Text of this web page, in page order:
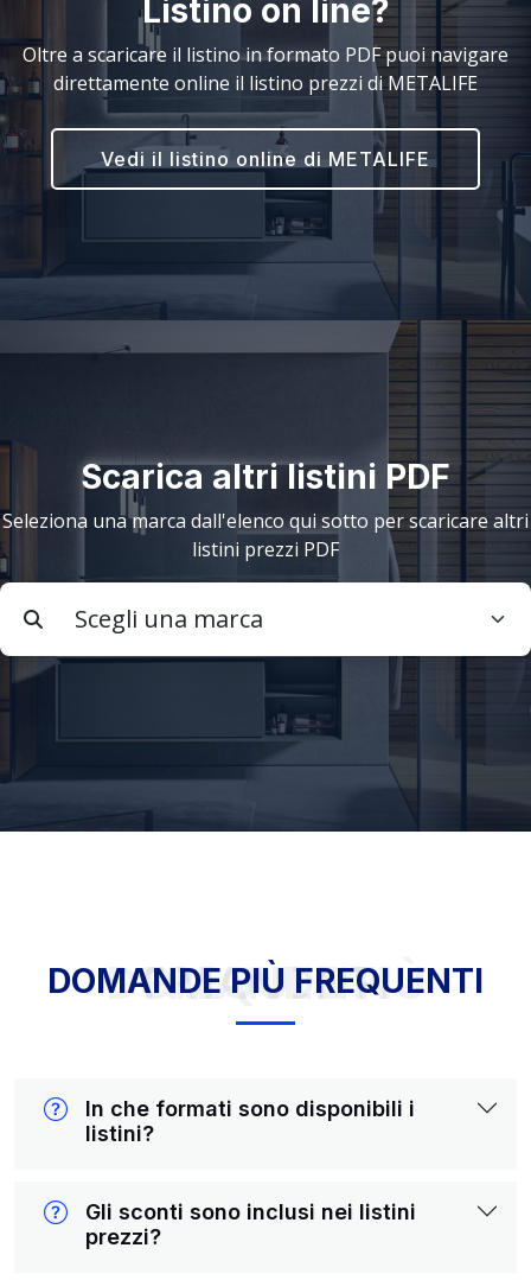
Listino on line?
Oltre a scaricare il listino in formato PDF puoi navigare
direttamente online il listino prezzi di METALIFE
Vedi il listino online di METALIFE
Scarica altri listini PDF
Seleziona una marca dall'elenco qui sotto per scaricare altri
listini prezzi PDF
DOMANDE PIÙ FREQUENTI
DOMANDE PIÙ FREQUENTI
In che formati sono disponibili i
listini?
Gli sconti sono inclusi nei listini
prezzi?